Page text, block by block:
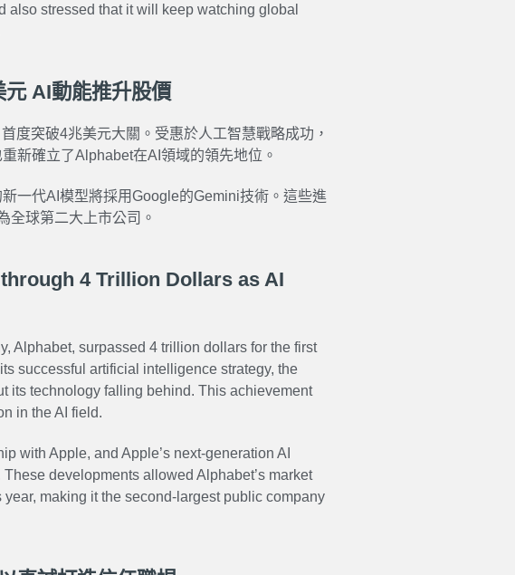
also stressed that it will keep watching global
AI動能推升股價
度突破4兆美元大關。受惠於人工智慧戰略成功，
新確立了Alphabet在AI領域的領先地位。
一代AI模型將採用Google的Gemini技術。這些進
全球第二大上市公司。
4 Trillion Dollars as AI
Alphabet, surpassed 4 trillion dollars for the first
successful artificial intelligence strategy, the
its technology falling behind. This achievement
in the AI field.
with Apple, and Apple’s next-generation AI
developments allowed Alphabet’s market
making it the second-largest public company